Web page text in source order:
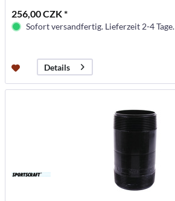
256,00 CZK *
Sofort versandfertig. Lieferzeit 2-4 Tage.
Details